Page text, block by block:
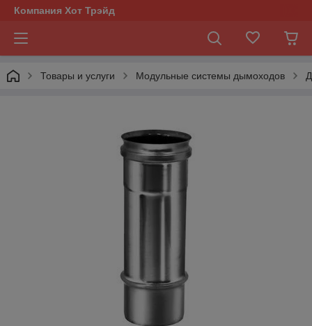
Компания Хот Трэйд
Товары и услуги Модульные системы дымоходов